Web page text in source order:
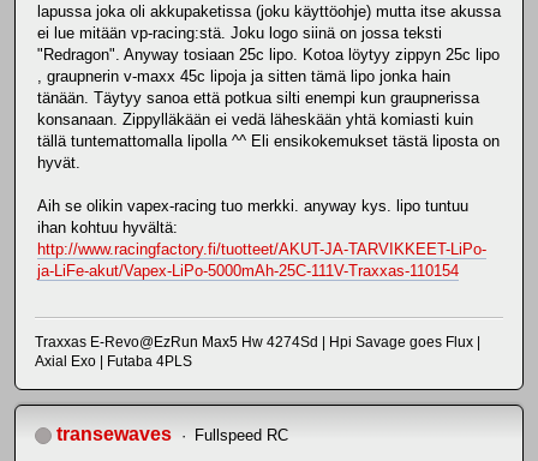
lapussa joka oli akkupaketissa (joku käyttöohje) mutta itse akussa
ei lue mitään vp-racing:stä. Joku logo siinä on jossa teksti
"Redragon". Anyway tosiaan 25c lipo. Kotoa löytyy zippyn 25c lipo
, graupnerin v-maxx 45c lipoja ja sitten tämä lipo jonka hain
tänään. Täytyy sanoa että potkua silti enempi kun graupnerissa
konsanaan. Zippylläkään ei vedä läheskään yhtä komiasti kuin
tällä tuntemattomalla lipolla ^^ Eli ensikokemukset tästä liposta on
hyvät.
Aih se olikin vapex-racing tuo merkki. anyway kys. lipo tuntuu
ihan kohtuu hyvältä:
http://www.racingfactory.fi/tuotteet/AKUT-JA-TARVIKKEET-LiPo-
ja-LiFe-akut/Vapex-LiPo-5000mAh-25C-111V-Traxxas-110154
Traxxas E-Revo@EzRun Max5 Hw 4274Sd | Hpi Savage goes Flux |
Axial Exo | Futaba 4PLS
transewaves Fullspeed RC